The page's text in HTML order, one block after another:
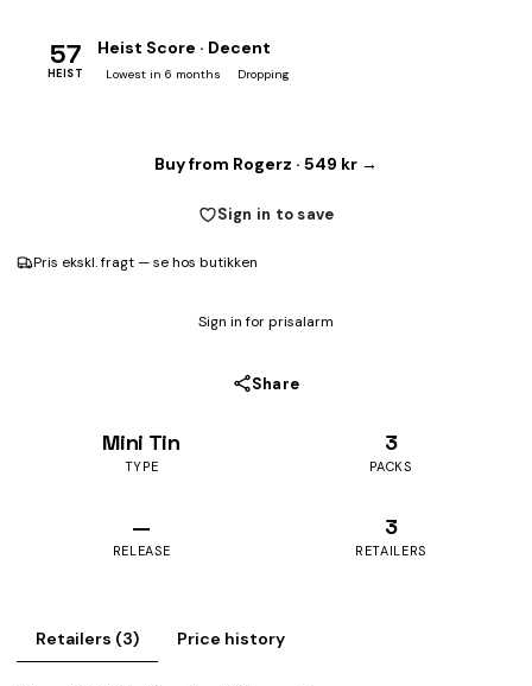
57
HEIST
Heist Score · Decent
Lowest in 6 months Dropping
Buy from Rogerz · 549 kr →
Sign in to save
Pris ekskl. fragt — se hos butikken
Sign in for prisalarm
Share
Mini Tin
TYPE
3
PACKS
—
RELEASE
3
RETAILERS
Retailers (3) Price history